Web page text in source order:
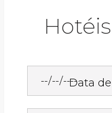
Data